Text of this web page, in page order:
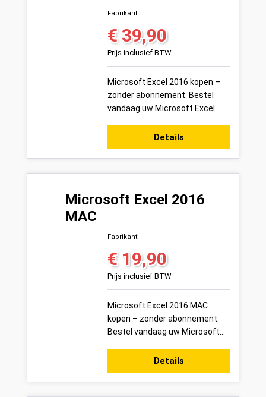
Fabrikant:
Normale prijs:
€ 39,90
Prijs inclusief BTW
Microsoft Excel 2016 kopen –
zonder abonnement: Bestel
vandaag uw Microsoft Excel
veilig online bij Variakeys.nl –
eenma...
Details
Microsoft Excel 2016
MAC
Fabrikant:
Normale prijs:
€ 19,90
Prijs inclusief BTW
Microsoft Excel 2016 MAC
kopen – zonder abonnement:
Bestel vandaag uw Microsoft
voor 1 Mac veilig online bij
Variakeys.n...
Details